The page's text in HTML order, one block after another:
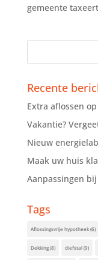
gemeente
Recente
Extra aflossen
Vakantie?
Nieuw
Maak uw huis
Aanpassingen
Tags
Aflossingsvrije hypotheek(6)
Dekking(8) diefstal(9)